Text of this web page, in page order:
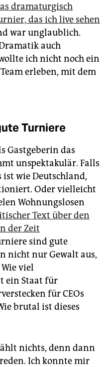
dramaturgisch
das ich live sehen
war unglaublich.
auch
ich nicht noch ein
erleben, mit dem
Turniere
Gastgeberin das
unspektakulär. Falls
ist wie Deutschland,
Oder vielleicht
Wohnungslosen
Text über den
der Zeit
sind gute
nicht nur Gewalt aus,
viel
ein Staat für
für CEOs
brutal ist dieses
nichts, denn dann
Ich konnte mir